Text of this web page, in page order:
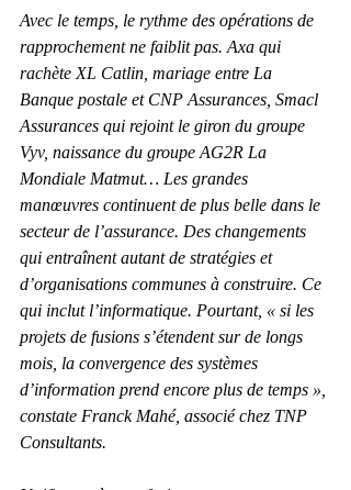
Avec le temps, le rythme des opérations de
rapprochement ne faiblit pas. Axa qui
rachète XL Catlin, mariage entre La
Banque posta­le et CNP Assurances, Smacl
Assurances qui rejoint le giron du groupe
Vyv, naissance du groupe AG2R La
Mondiale Matmut… Les grandes
manœuvres continuent de plus belle dans le
secteur de l’assu­rance. Des changements
qui entraînent autant de stratégies et
d’organisations communes à construire. Ce
qui inclut l’informatique. Pourtant, « si les
projets de fusions s’étendent sur de longs
mois, la convergence des systèmes
d’information prend encore plus de temps »,
constate Franck Mahé, associé chez TNP
Consultants.